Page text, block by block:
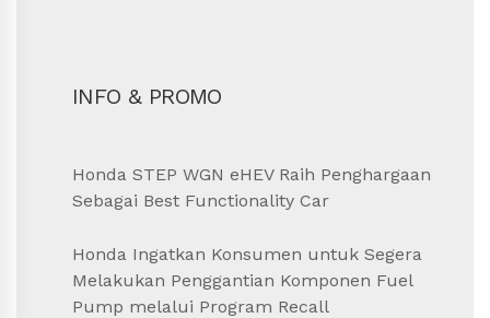
INFO & PROMO
Honda STEP WGN eHEV Raih Penghargaan
Sebagai Best Functionality Car
Honda Ingatkan Konsumen untuk Segera
Melakukan Penggantian Komponen Fuel
Pump melalui Program Recall